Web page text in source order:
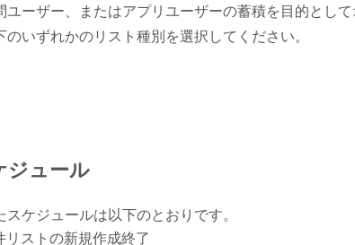
ーザー、またはアプリユーザーの蓄積を目的として
いずれかのリスト種別を選択してください。
ジュール
ケジュールは以下のとおりです。
ストの新規作成終了